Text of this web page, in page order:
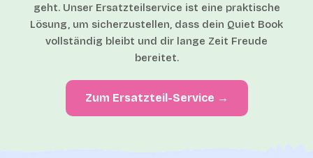
geht. Unser Ersatzteilservice ist eine praktische
Lösung, um sicherzustellen, dass dein Quiet Book
vollständig bleibt und dir lange Zeit Freude
bereitet.
Zum Ersatzteil-Service →